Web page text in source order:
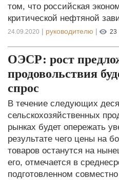
том, что российская
критической нефтяной
24.09.2020 | руководителю | 23
ОЭСР: рост
продовольствия
спрос
В течение следующих
сельскохозяйственных
рынках будет опережать
результате чего цены на
товаров останутся на
его, отмечается в
подготовленном